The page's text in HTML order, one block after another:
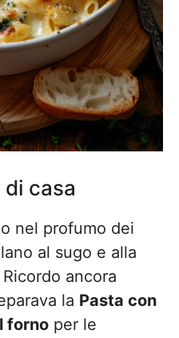
casa
nel profumo dei
al sugo e alla
ancora
la Pasta con
forno per le